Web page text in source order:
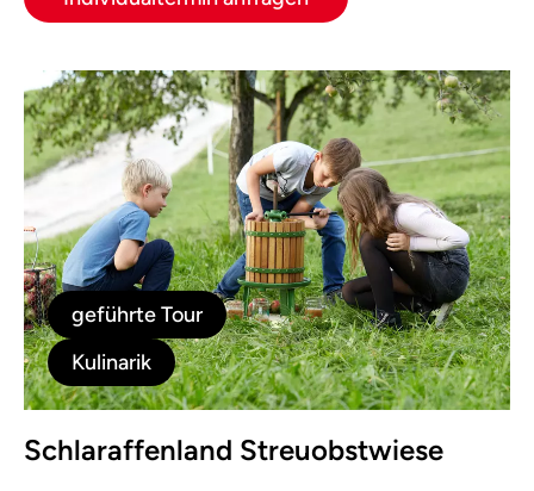
geführte Tour
Kulinarik
Schlaraffenland Streuobstwiese